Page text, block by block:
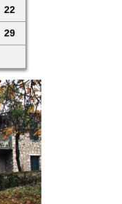
22
29